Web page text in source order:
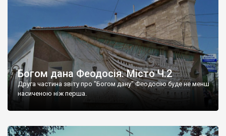
Богом дана Феодосія. Місто Ч.2
Друга частина звіту про "Богом дану" Феодосію буде не менш
насиченою ніж перша.